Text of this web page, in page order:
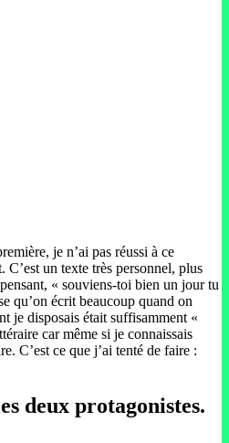
je n’ai pas réussi à ce
un texte très personnel, plus
« souviens-toi bien un jour tu
qu’on écrit beaucoup quand on
je disposais était suffisamment «
car même si je connaissais
C’est ce que j’ai tenté de faire :
deux protagonistes.